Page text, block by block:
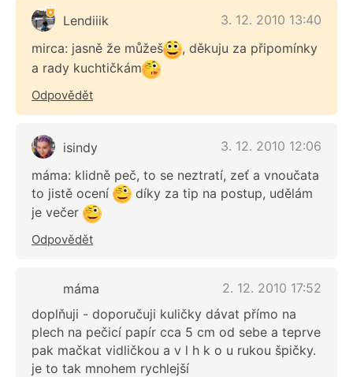
Lendiiik
3. 12. 2010 13:40
mirca: jasně že můžeš
, děkuju za připomínky
a rady kuchtičkám
Odpovědět
isindy
3. 12. 2010 12:06
máma: klidně peč, to se neztratí, zeť a vnoučata
to jistě ocení
díky za tip na postup, udělám
je večer
Odpovědět
máma
2. 12. 2010 17:52
doplňuji - doporučuji kuličky dávat přímo na
plech na pečicí papír cca 5 cm od sebe a teprve
pak mačkat vidličkou a v l h k o u rukou špičky.
je to tak mnohem rychlejší